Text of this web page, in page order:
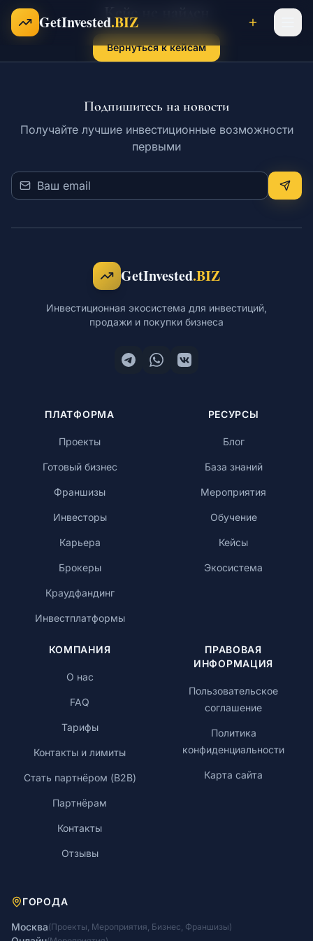
Перейти к содержимому
GetInvested.BIZ
Бизнесы
Франшизы
Кейс не найден
Вернуться к кейсам
Подпишитесь на новости
Получайте лучшие инвестиционные возможности
первыми
GetInvested.BIZ
Инвестиционная экосистема для инвестиций,
продажи и покупки бизнеса
ПЛАТФОРМА
Проекты
Готовый бизнес
Франшизы
Инвесторы
Карьера
Брокеры
Краудфандинг
Инвестплатформы
РЕСУРСЫ
Блог
База знаний
Мероприятия
Обучение
Кейсы
Экосистема
КОМПАНИЯ
О нас
FAQ
Тарифы
Контакты и лимиты
Стать партнёром (B2B)
Партнёрам
Контакты
Отзывы
ПРАВОВАЯ
ИНФОРМАЦИЯ
Пользовательское
соглашение
Политика
конфиденциальности
Карта сайта
ГОРОДА
Москва(Проекты, Мероприятия, Бизнес, Франшизы)